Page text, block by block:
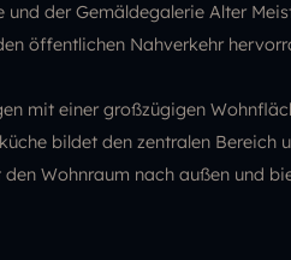
der Gemäldegalerie Alter
öffentlichen Nahverkehr
mit einer großzügigen
bildet den zentralen Bereich
Wohnraum nach außen und